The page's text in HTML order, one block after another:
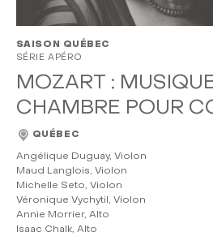
SAISON QUÉBEC
SÉRIE APÉRO
MOZART :
CHAMBRE POUR
QUÉBEC
Angélique Duguay, Violon
Maud Langlois, Violon
Michelle Seto, Violon
Véronique Vychytil, Violon
Annie Morrier, Alto
Isaac Chalk, Alto